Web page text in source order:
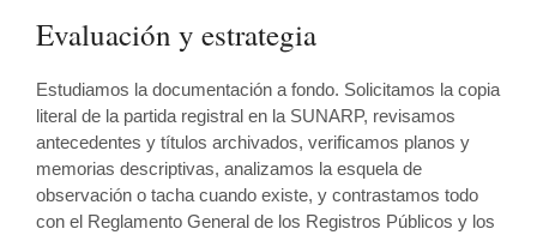
Evaluación y estrategia
Estudiamos la documentación a fondo. Solicitamos la copia
literal de la partida registral en la SUNARP, revisamos
antecedentes y títulos archivados, verificamos planos y
memorias descriptivas, analizamos la esquela de
observación o tacha cuando existe, y contrastamos todo
con el Reglamento General de los Registros Públicos y los